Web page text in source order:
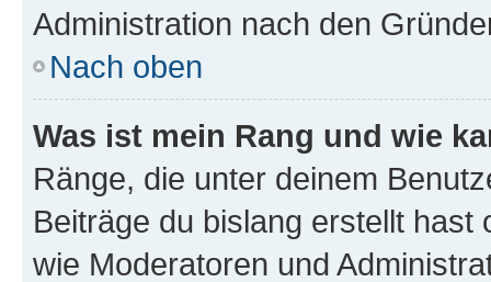
Administration nach den
Nach oben
Was ist mein Rang und wie
Ränge, die unter deinem
Beiträge du bislang erstellt
wie Moderatoren und